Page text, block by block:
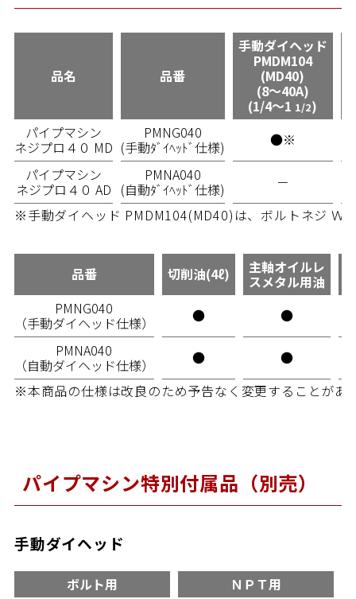
品名 品番
手動ダイヘッド
PMDM104
(MD40)
(8～40A)
(1/4～1 1/2)
パイプマシン
ネジプロ４０ MD
PMNG040
(手動ﾀﾞｲﾍｯﾄﾞ仕様)
●※
パイプマシン
ネジプロ４０ AD
PMNA040
(自動ﾀﾞｲﾍｯﾄﾞ仕様)
－
※手動ダイヘッド PMDM104(MD40)は、ボルトネジ Ｗ
品番 切削油(4ℓ) 主軸オイルレ
スメタル用油
PMNG040
（手動ダイヘッド仕様） ●
●
PMNA040
（自動ダイヘッド仕様） ●
●
※本商品の仕様は改良のため予告なく変更することがあ
パイプマシン特別付属品（別売）
手動ダイヘッド
ボルト用
ＮＰＴ用